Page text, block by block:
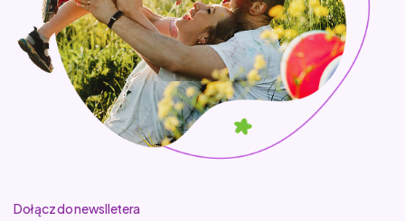
Dołącz do newslletera